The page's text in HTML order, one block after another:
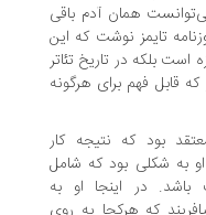
همان آدم باقی
نوشت که این
در تاریخ تئاتر
فهم برای هرگونه
که نتیجه کار
بود که شامل
اینجا او به